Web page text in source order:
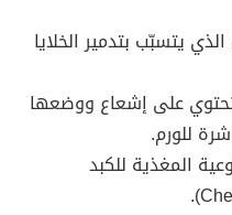
يتسبّب بتدمير الخلايا
على إشعاع ووضعها
للورم.
المغذية للكبد